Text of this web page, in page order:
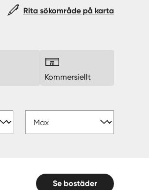
Rita sökområde på karta
Kommersiellt
Se bostäder